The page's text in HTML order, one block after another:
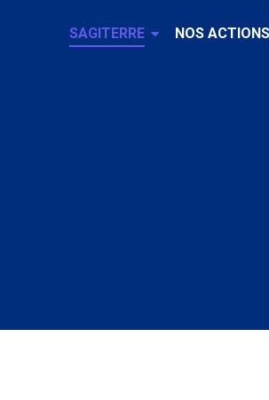
SAGITERRE NOS ACTIONS